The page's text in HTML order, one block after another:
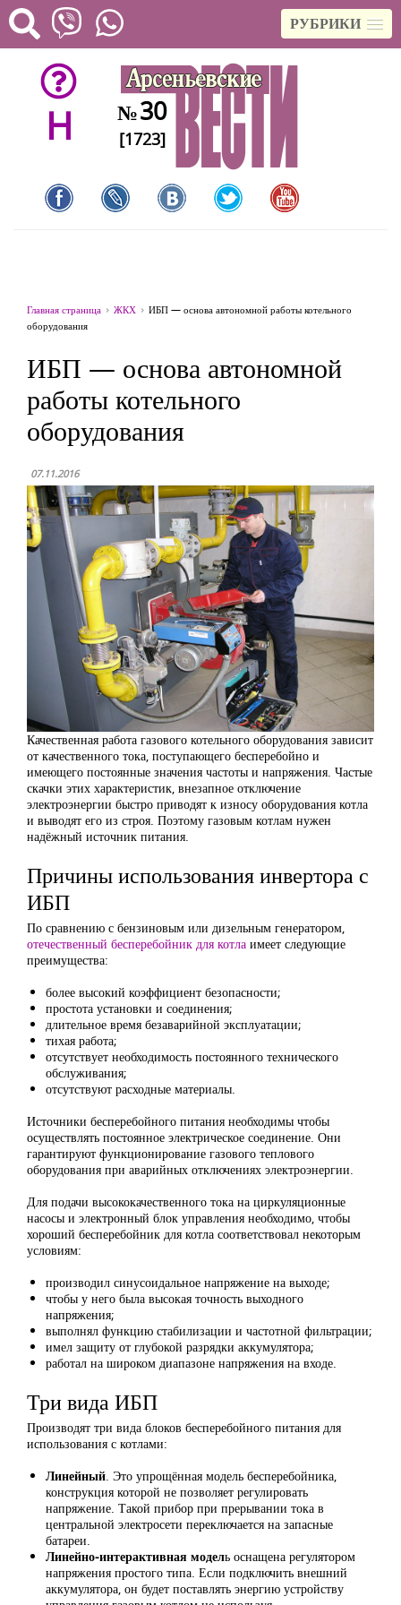
РУБРИКИ
H №30
[1723]
Главная страница ЖКХ
ИБП — основа автономной работы котельного
оборудования
ИБП — основа автономной
работы котельного
оборудования
07.11.2016
Качественная работа газового котельного оборудования зависит
от качественного тока, поступающего бесперебойно и
имеющего постоянные значения частоты и напряжения. Частые
скачки этих характеристик, внезапное отключение
электроэнергии быстро приводят к износу оборудования котла
и выводят его из строя. Поэтому газовым котлам нужен
надёжный источник питания.
Причины использования инвертора с
ИБП
По сравнению с бензиновым или дизельным генератором,
отечественный бесперебойник для котла имеет следующие
преимущества:
более высокий коэффициент безопасности;
простота установки и соединения;
длительное время безаварийной эксплуатации;
тихая работа;
отсутствует необходимость постоянного технического
обслуживания;
отсутствуют расходные материалы.
Источники бесперебойного питания необходимы чтобы
осуществлять постоянное электрическое соединение. Они
гарантируют функционирование газового теплового
оборудования при аварийных отключениях электроэнергии.
Для подачи высококачественного тока на циркуляционные
насосы и электронный блок управления необходимо, чтобы
хороший бесперебойник для котла соответствовал некоторым
условиям:
производил синусоидальное напряжение на выходе;
чтобы у него была высокая точность выходного
напряжения;
выполнял функцию стабилизации и частотной фильтрации;
имел защиту от глубокой разрядки аккумулятора;
работал на широком диапазоне напряжения на входе.
Три вида ИБП
Производят три вида блоков бесперебойного питания для
использования с котлами:
Линейный. Это упрощённая модель бесперебойника,
конструкция которой не позволяет регулировать
напряжение. Такой прибор при прерывании тока в
центральной электросети переключается на запасные
батареи.
Линейно-интерактивная модель оснащена регулятором
напряжения простого типа. Если подключить внешний
аккумулятора, он будет поставлять энергию устройству